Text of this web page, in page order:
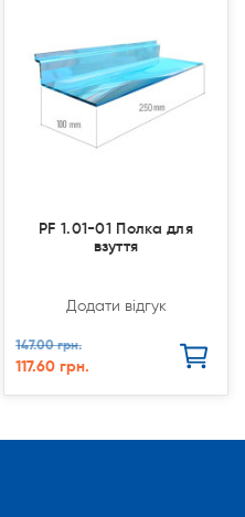
PF 1.01-01 Полка для
взуття
Додати відгук
147.00 грн.
117.60 грн.